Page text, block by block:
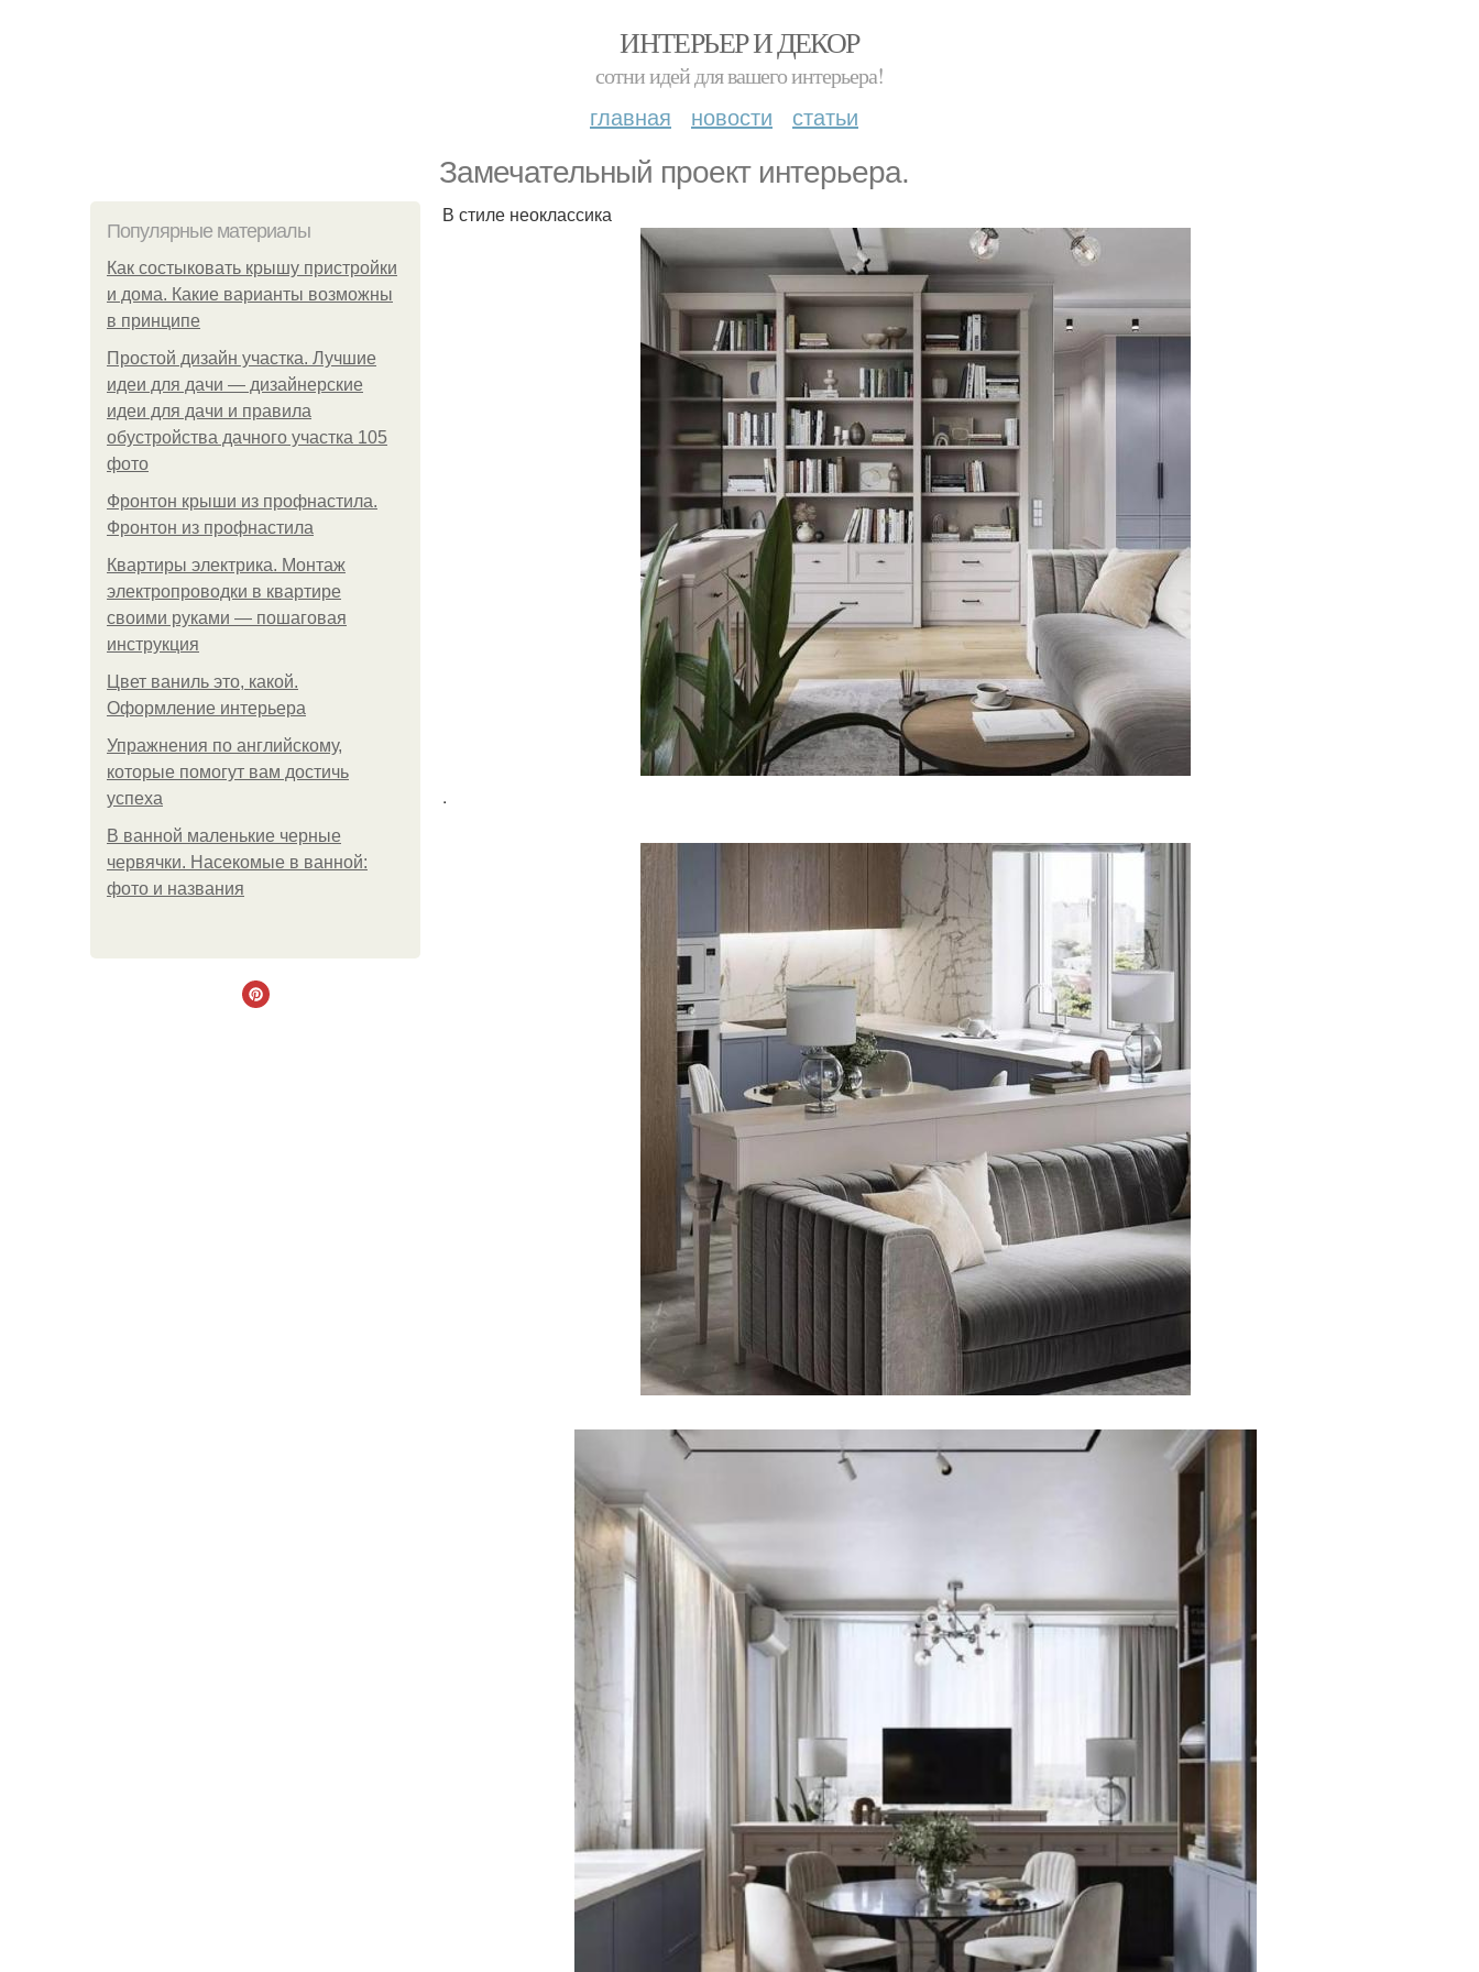
ИНТЕРЬЕР И ДЕКОР
сотни идей для вашего интерьера!
главная новости статьи
Замечательный проект интерьера.
Популярные материалы
Как состыковать крышу пристройки
и дома. Какие варианты возможны
в принципе
Простой дизайн участка. Лучшие
идеи для дачи — дизайнерские
идеи для дачи и правила
обустройства дачного участка 105
фото
Фронтон крыши из профнастила.
Фронтон из профнастила
Квартиры электрика. Монтаж
электропроводки в квартире
своими руками — пошаговая
инструкция
Цвет ваниль это, какой.
Оформление интерьера
Упражнения по английскому,
которые помогут вам достичь
успеха
В ванной маленькие черные
червячки. Насекомые в ванной:
фото и названия
В стиле неоклассика
.